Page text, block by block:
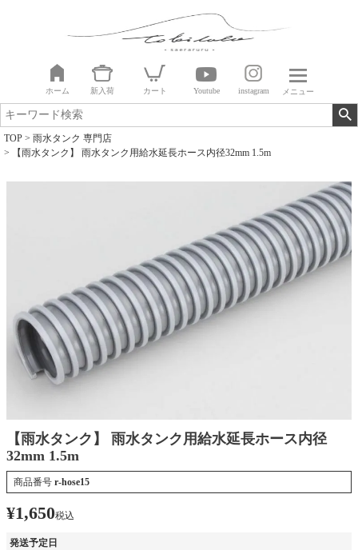
ホーム 新入荷 カート Youtube instagram メニュー
TOP
雨水タンク 専門店
【雨水タンク】 雨水タンク用給水延長ホース内径32mm 1.5m
【雨水タンク】 雨水タンク用給水延長ホース内径
32mm 1.5m
商品番号 r-hose15
¥1,650税込
発送予定日